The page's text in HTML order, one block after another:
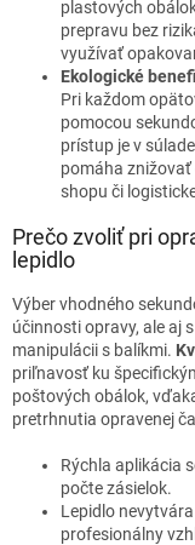
plastových
prepravu bez
využívať
Ekologické
Pri každom
pomocou
prístup je v
pomáha znižovať
shopu či
Prečo zvoliť pri
lepidlo
Výber vhodného
účinnosti opravy, ale aj
manipulácii s balíkmi.
priľnavosť ku
poštových obálok,
pretrhnutia opravenej
Rýchla aplikácia
počte zásielok.
Lepidlo
profesionálny